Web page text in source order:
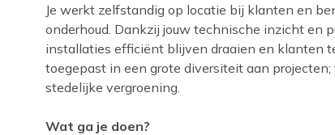
Je werkt zelfstandig op locatie bij klanten en
onderhoud. Dankzij jouw technische inzicht en
installaties efficiënt blijven draaien en klanten
toegepast in een grote diversiteit aan
stedelijke vergroening.
Wat ga je doen?